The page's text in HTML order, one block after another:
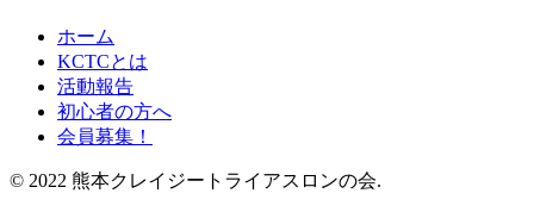
ホーム
KCTCとは
活動報告
初心者の方へ
会員募集！
© 2022 熊本クレイジートライアスロンの会.